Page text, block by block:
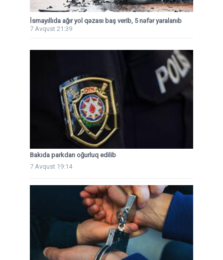
İsmayıllıda ağır yol qəzası baş verib, 5 nəfər yaralanıb
7 Avqust 21:39
Bakıda parkdan oğurluq edilib
7 Avqust 19:14